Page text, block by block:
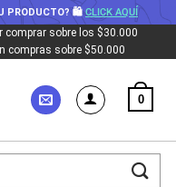
PRODUCTO? 🛍CLICK AQUÍ
comprar sobre los $30.000
compras sobre $50.000
0